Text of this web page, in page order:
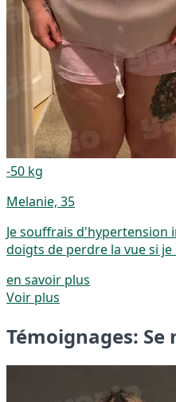
-50 kg
Melanie, 35
Je souffrais d'hypertension
doigts de perdre la vue si
en savoir plus
Voir plus
Témoignages: Se